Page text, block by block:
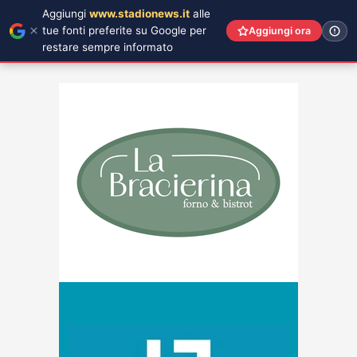
Aggiungi www.stadionews.it alle
tue fonti preferite su Google per
restare sempre informato
Aggiungi ora